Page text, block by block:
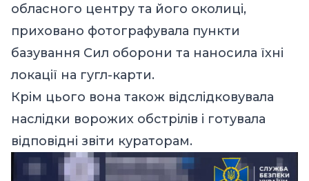
обласного центру та його околиці,
приховано фотографувала пункти
базування Сил оборони та наносила їхні
локації на гугл-карти.
Крім цього вона також відслідковувала
наслідки ворожих обстрілів і готувала
відповідні звіти кураторам.